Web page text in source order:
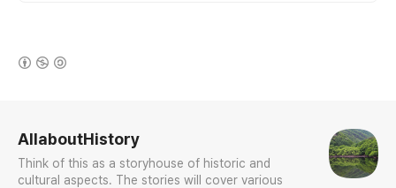
AllaboutHistory
Think of this as a storyhouse of historic and
cultural aspects. The stories will cover various